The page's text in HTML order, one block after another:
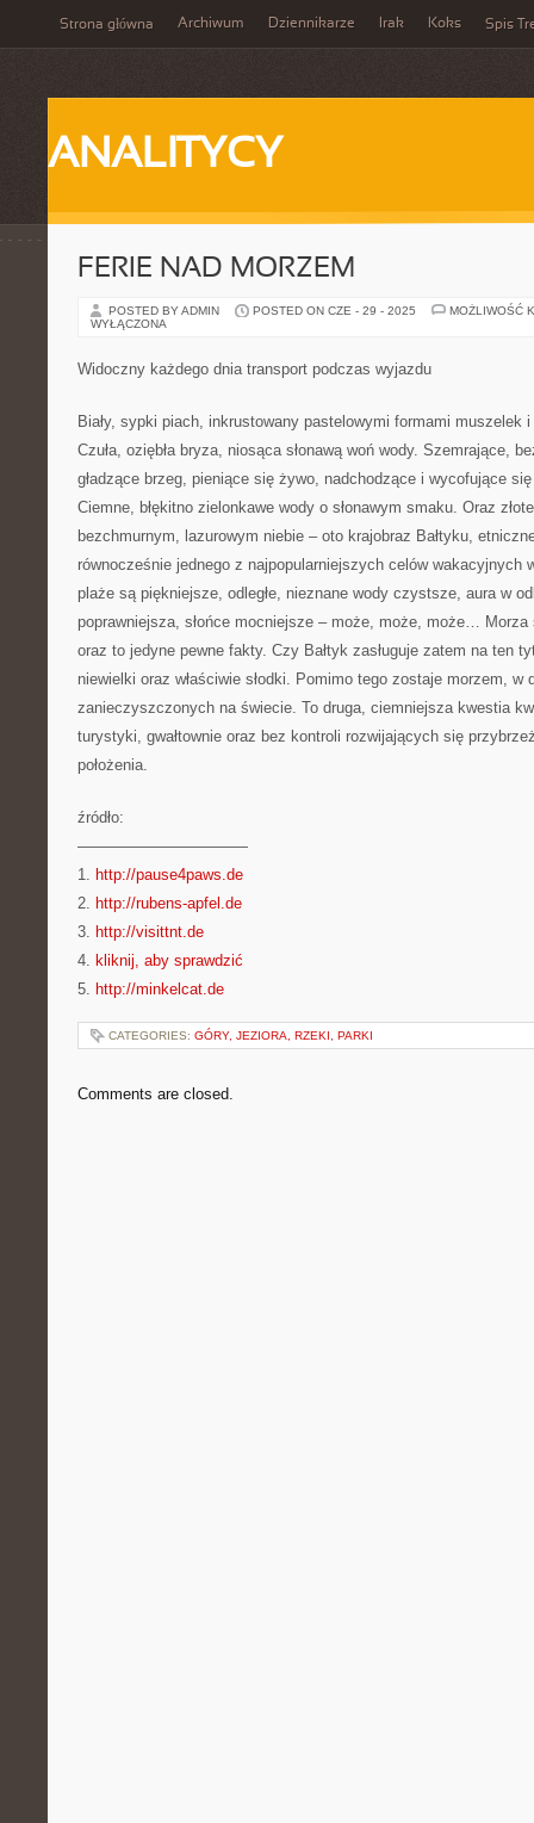
Strona główna Archiwum Dziennikarze Irak Koks Spis
ANALITYCY
FERIE NAD MORZEM
POSTED BY ADMIN POSTED ON CZE - 29 - 2025
MOŻLIWOŚĆ
WYŁĄCZONA
Widoczny każdego dnia transport podczas wyjazdu
Biały, sypki piach, inkrustowany pastelowymi formami muszelek
Czuła, oziębła bryza, niosąca słonawą woń wody. Szemrające,
gładzące brzeg, pieniące się żywo, nadchodzące i wycofujące
Ciemne, błękitno zielonkawe wody o słonawym smaku. Oraz
bezchmurnym, lazurowym niebie – oto krajobraz Bałtyku,
równocześnie jednego z najpopularniejszych celów wakacyjnych
plaże są piękniejsze, odległe, nieznane wody czystsze, aura w
poprawniejsza, słońce mocniejsze – może, może, może… Morza
oraz to jedyne pewne fakty. Czy Bałtyk zasługuje zatem na ten
niewielki oraz właściwie słodki. Pomimo tego zostaje morzem, w
zanieczyszczonych na świecie. To druga, ciemniejsza kwestia
turystyki, gwałtownie oraz bez kontroli rozwijających się
położenia.
źródło:
———————————
1. http://pause4paws.de
2. http://rubens-apfel.de
3. http://visittnt.de
4. kliknij, aby sprawdzić
5. http://minkelcat.de
CATEGORIES: GÓRY, JEZIORA, RZEKI, PARKI
Comments are closed.